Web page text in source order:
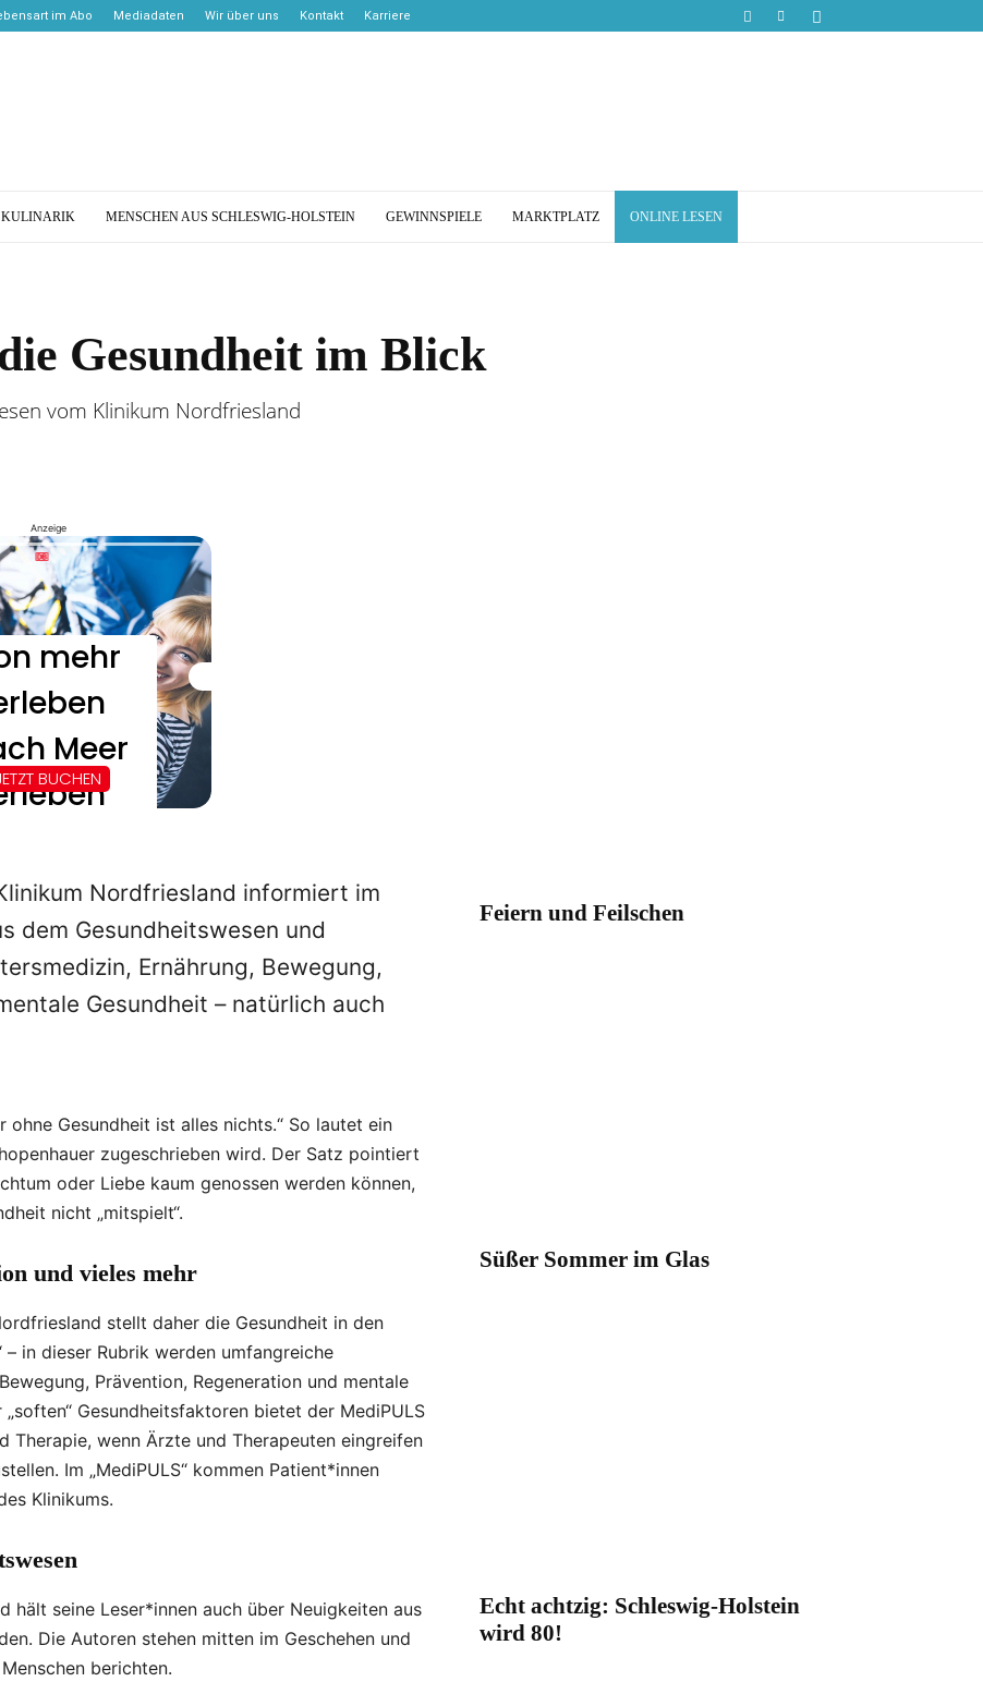
im Abo Mediadaten Wir über uns Kontakt Karriere
KULINARIK MENSCHEN AUS SCHLESWIG-HOLSTEIN GEWINNSPIELE MARKTPLATZ ONLINE LESEN
Gesundheit im Blick
vom Klinikum Nordfriesland
Anzeige
Nordfriesland informiert im
dem Gesundheitswesen und
Ernährung, Bewegung,
Gesundheit – natürlich auch
Gesundheit ist alles nichts.“ So lautet ein
zugeschrieben wird. Der Satz pointiert
oder Liebe kaum genossen werden können,
nicht „mitspielt“.
und vieles mehr
stellt daher die Gesundheit in den
– in dieser Rubrik werden umfangreiche
Prävention, Regeneration und mentale
Gesundheitsfaktoren bietet der MediPULS
Therapie, wenn Ärzte und Therapeuten eingreifen
Im „MediPULS“ kommen Patient*innen
Klinikums.
hält seine Leser*innen auch über Neuigkeiten aus
Die Autoren stehen mitten im Geschehen und
berichten.
Feiern und Feilschen
Süßer Sommer im Glas
Echt achtzig: Schleswig-Holstein
wird 80!